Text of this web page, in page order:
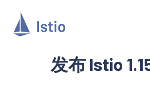
发布 Istio